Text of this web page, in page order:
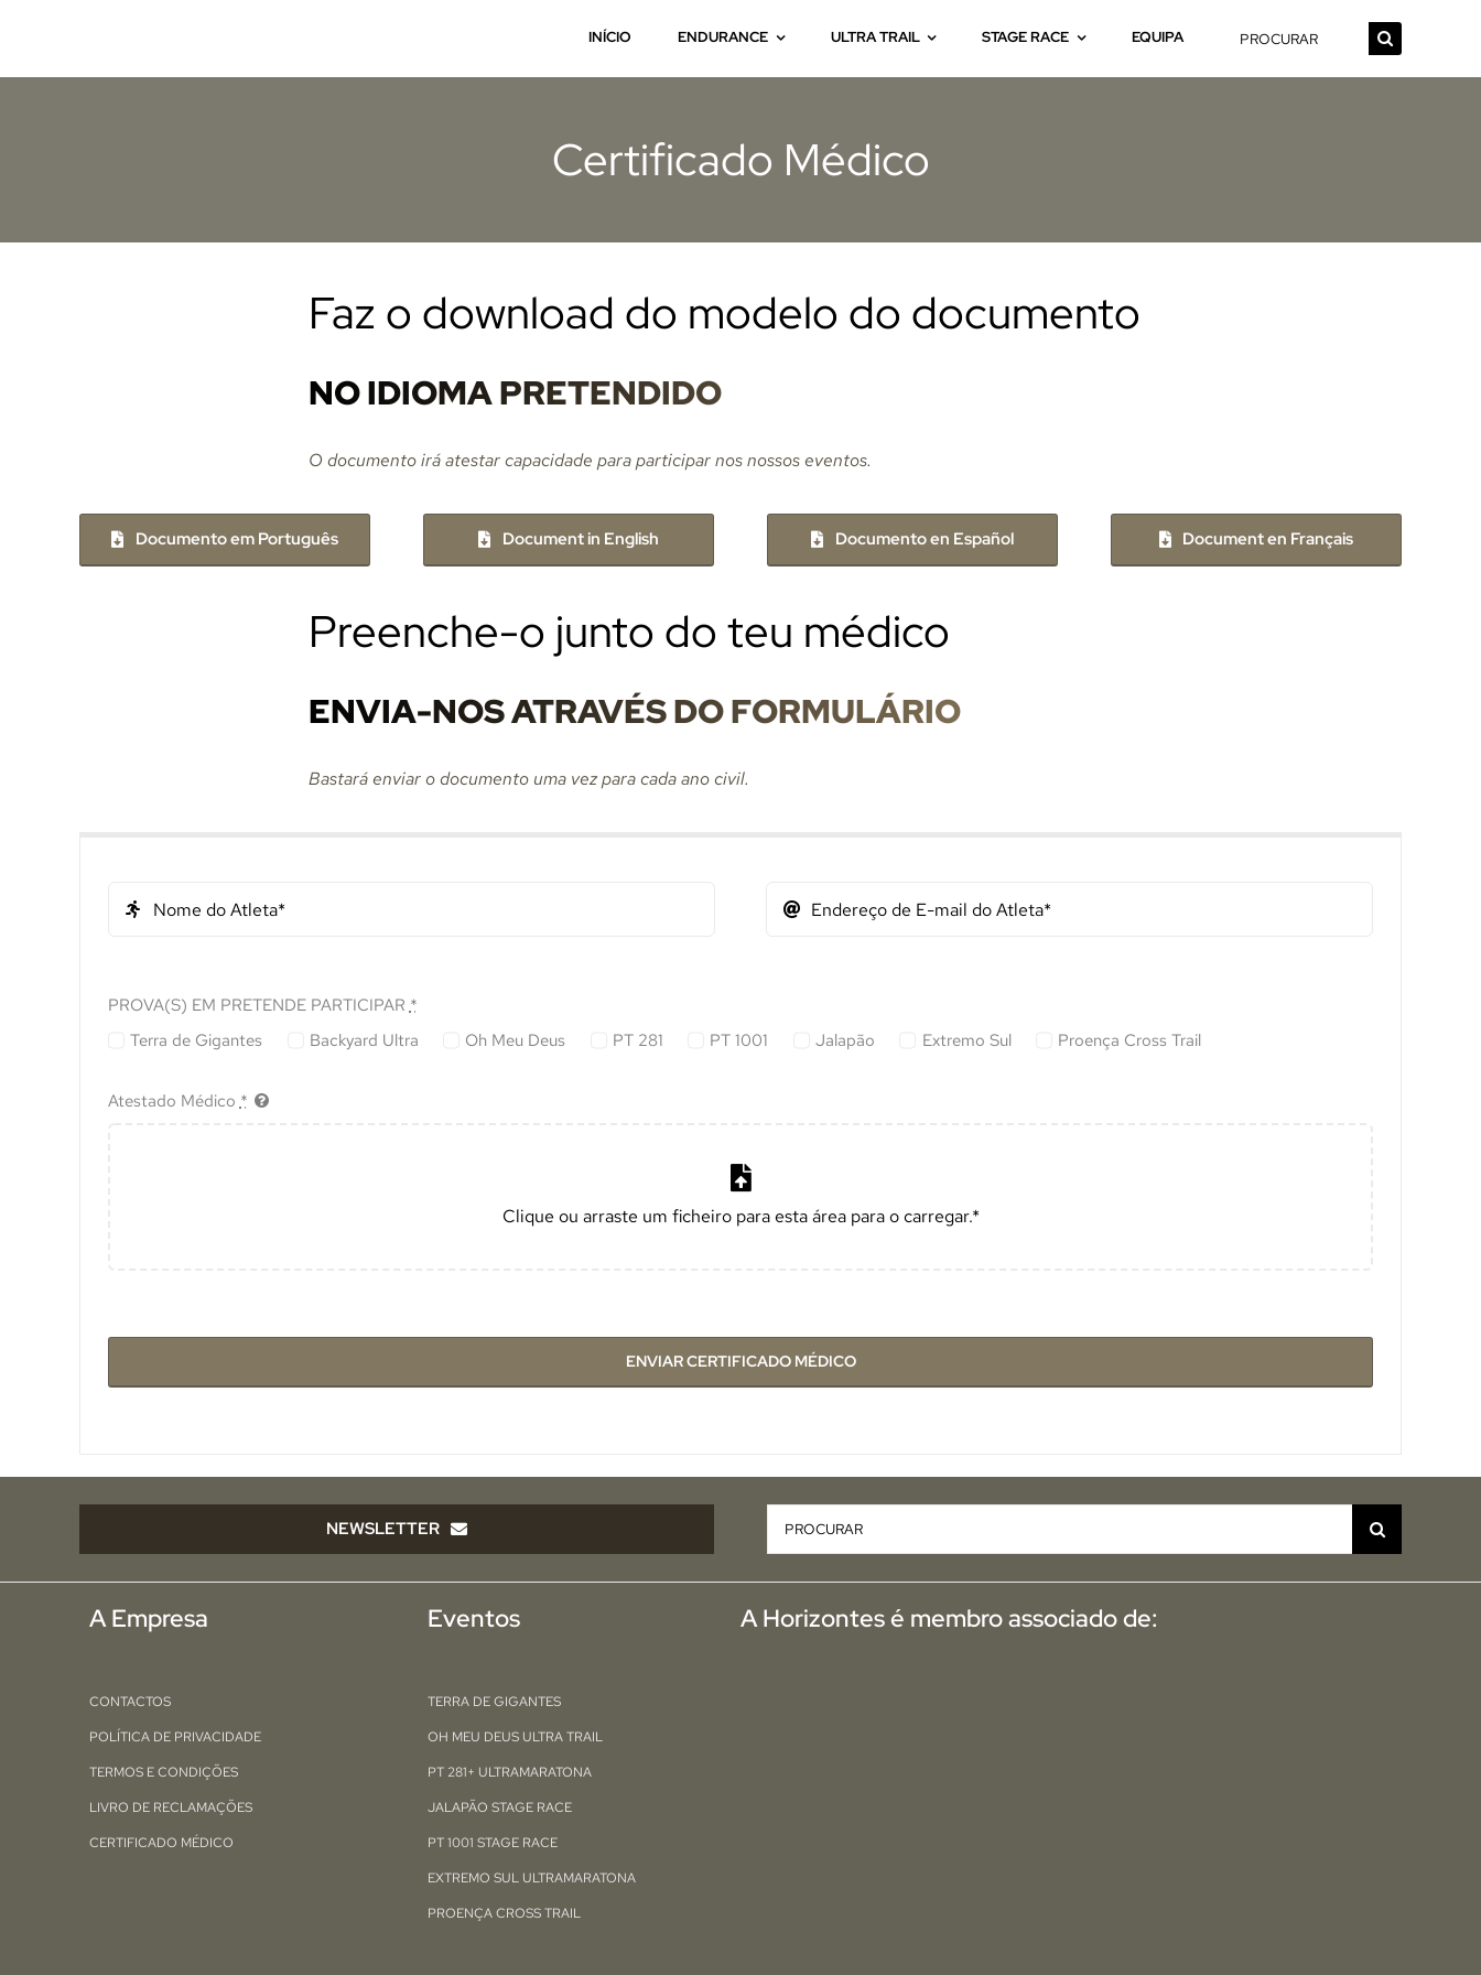
INÍCIO ENDURANCE ULTRA TRAIL STAGE RACE EQUIPA Pesquisar
Certificado Médico
Faz o download do modelo do documento
NO IDIOMA PRETENDIDO
O documento irá atestar capacidade para participar nos nossos eventos.
Documento em Português Document in English Documento en Español Document en Français
Preenche-o junto do teu médico
ENVIA-NOS ATRAVÉS DO FORMULÁRIO
Bastará enviar o documento uma vez para cada ano civil.
PROVA(S) EM PRETENDE PARTICIPAR*
Terra de Gigantes
Backyard Ultra Oh Meu Deus PT 281 PT 1001 Jalapão Extremo Sul Proença Cross Trail
Atestado Médico *
ENVIAR CERTIFICADO MÉDICO
NEWSLETTER
A Empresa Eventos A Horizontes é membro associado de:
CONTACTOS
POLÍTICA DE PRIVACIDADE
TERMOS E CONDIÇÕES
LIVRO DE RECLAMAÇÕES
CERTIFICADO MÉDICO
TERRA DE GIGANTES
OH MEU DEUS ULTRA TRAIL
PT 281+ ULTRAMARATONA
JALAPÃO STAGE RACE
PT 1001 STAGE RACE
EXTREMO SUL ULTRAMARATONA
PROENÇA CROSS TRAIL